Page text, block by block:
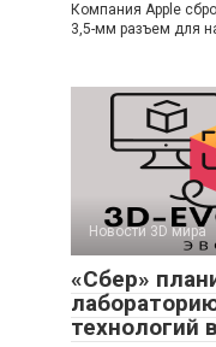
Компания Apple
3,5-мм разъем для
Новости 3D мира
«Сбер»
технологий